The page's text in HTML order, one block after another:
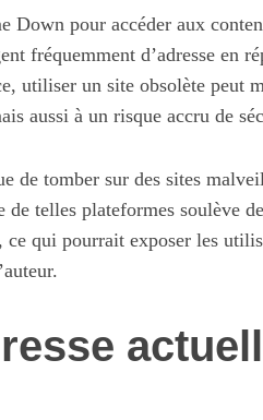
Down pour accéder aux
fréquemment d’adresse en
utiliser un site obsolète peut
aussi à un risque accru de
de tomber sur des sites
de telles plateformes soulève
qui pourrait exposer les